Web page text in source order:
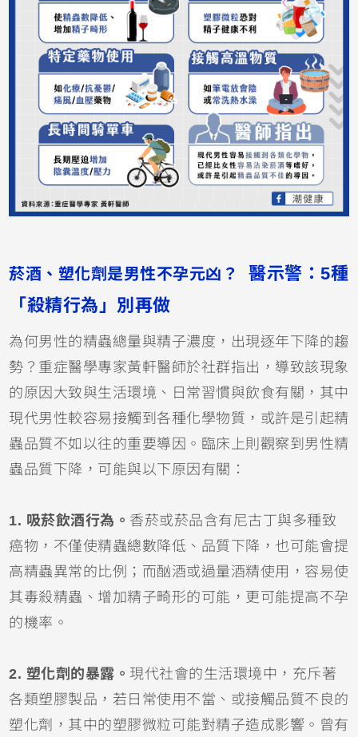
菸酒、塑化劑是男性不孕元凶？
醫示警：5種
「殺精行為」別再做
為何男性的精蟲總量與精子濃度，出現逐年下降的趨
勢？重症醫學專家黃軒醫師於社群指出，導致該現象
的原因大致與生活環境、日常習慣與飲食有關，其中
現代男性較容易接觸到各種化學物質，或許是引起精
蟲品質不如以往的重要導因。臨床上則觀察到男性精
蟲品質下降，可能與以下原因有關：
1. 吸菸飲酒行為。 香菸或菸品含有尼古丁與多種致
癌物，不僅使精蟲總數降低、品質下降，也可能會提
高精蟲異常的比例；而酗酒或過量酒精使用，容易使
其毒殺精蟲、增加精子畸形的可能，更可能提高不孕
的機率。
2. 塑化劑的暴露。 現代社會的生活環境中，充斥著
各類塑膠製品，若日常使用不當、或接觸品質不良的
塑化劑，其中的塑膠微粒可能對精子造成影響。曾有